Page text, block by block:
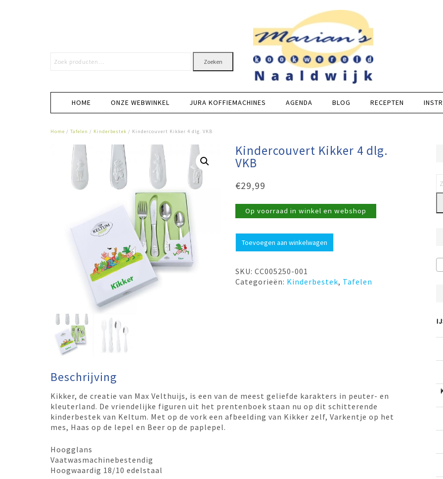
Zoeken
HOME ONZE WEBWINKEL JURA KOFFIEMACHINES AGENDA BLOG RECEPTEN
Home / Tafelen / Kinderbestek / Kindercouvert Kikker 4 dlg. VKB
Kindercouvert Kikker 4 dlg.
VKB
€29,99
Op voorraad in winkel en webshop
Kikker
dlg.
VKB
Toevoegen aan winkelwagen
SKU:CC005250-001
Categorieën: Kinderbestek, Tafelen
Beschrijving
Kikker, de creatie van Max Velthuijs, is een van de meest geliefde karakters in peuter- en
kleuterland. De vriendelijke figuren uit het prentenboek staan nu op dit schitterende
kinderbestek van Keltum. Met op de vork een afbeelding van Kikker zelf, Varkentje op het
mes, Haas op de lepel en Beer op de paplepel.
Hoogglans
Vaatwasmachinebestendig
Hoogwaardig 18/10 edelstaal